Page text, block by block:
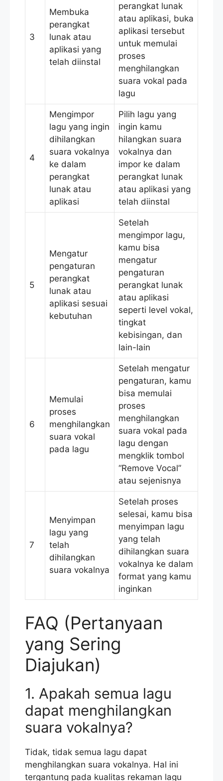
3
Membuka
perangkat
lunak atau
aplikasi yang
telah diinstal
perangkat lunak
atau aplikasi, buka
aplikasi tersebut
untuk memulai
proses
menghilangkan
suara vokal pada
lagu
4
Mengimpor
lagu yang ingin
dihilangkan
suara vokalnya
ke dalam
perangkat
lunak atau
aplikasi
Pilih lagu yang
ingin kamu
hilangkan suara
vokalnya dan
impor ke dalam
perangkat lunak
atau aplikasi yang
telah diinstal
5
Mengatur
pengaturan
perangkat
lunak atau
aplikasi sesuai
kebutuhan
Setelah
mengimpor lagu,
kamu bisa
mengatur
pengaturan
perangkat lunak
atau aplikasi
seperti level vokal,
tingkat
kebisingan, dan
lain-lain
6
Memulai
proses
menghilangkan
suara vokal
pada lagu
Setelah mengatur
pengaturan, kamu
bisa memulai
proses
menghilangkan
suara vokal pada
lagu dengan
mengklik tombol
“Remove Vocal”
atau sejenisnya
7
Menyimpan
lagu yang
telah
dihilangkan
suara vokalnya
Setelah proses
selesai, kamu bisa
menyimpan lagu
yang telah
dihilangkan suara
vokalnya ke dalam
format yang kamu
inginkan
FAQ (Pertanyaan
yang Sering
Diajukan)
1. Apakah semua lagu
dapat menghilangkan
suara vokalnya?
Tidak, tidak semua lagu dapat
menghilangkan suara vokalnya. Hal ini
tergantung pada kualitas rekaman lagu